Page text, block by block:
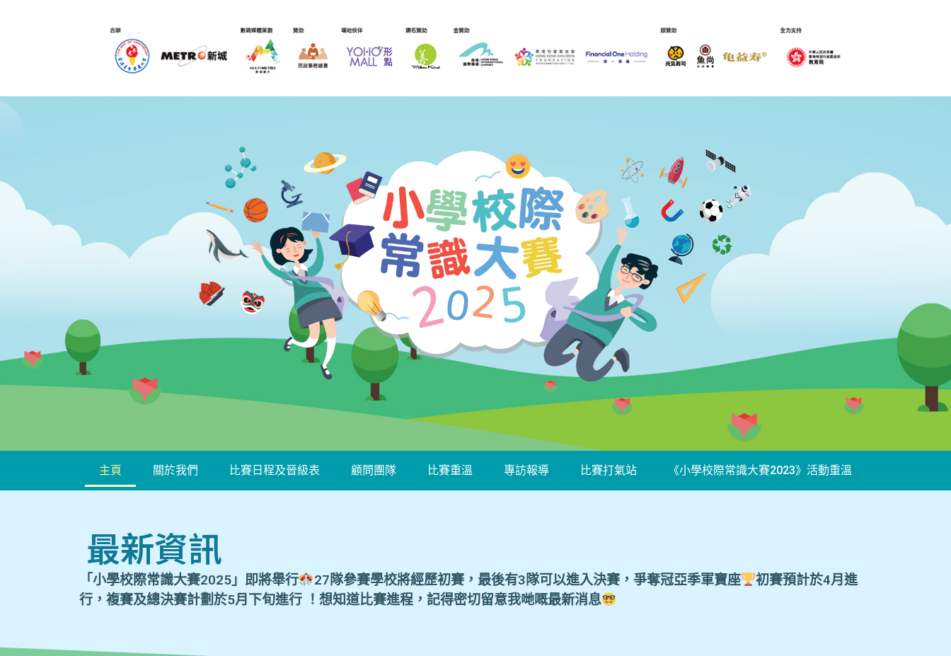
主頁 關於我們 比賽日程及晉級表 顧問團隊 比賽重溫 專訪報導 比賽打氣站 《小學校際常識大賽2023》活動重溫
最新資訊
「小學校際常識大賽2025」即將舉行 27隊參賽學校將經歷初賽，最後有3隊可以進入決賽，爭奪冠亞季軍寶座
初賽預計於4月進
行，複賽及總決賽計劃於5月下旬進行 ！想知道比賽進程，記得密切留意我哋嘅最新消息